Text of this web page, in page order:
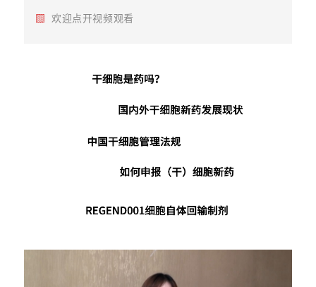
▨ 欢迎点开视频观看